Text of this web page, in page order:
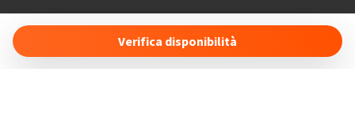
Verifica disponibilità
Holiday Properties
16 Duncan Court Anson Drive
SO19 8RS Southampton (UK)